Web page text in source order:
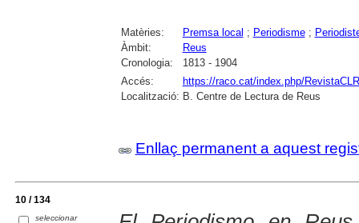
Matèries: Premsa local ; Periodisme;
Àmbit:
Reus
Cronologia:
1813 - 1904
Accés:
https://raco.cat/index.php/
Localització: B. Centre de Lectura de Reus
Enllaç permanent a aquest
10 / 134
seleccionar